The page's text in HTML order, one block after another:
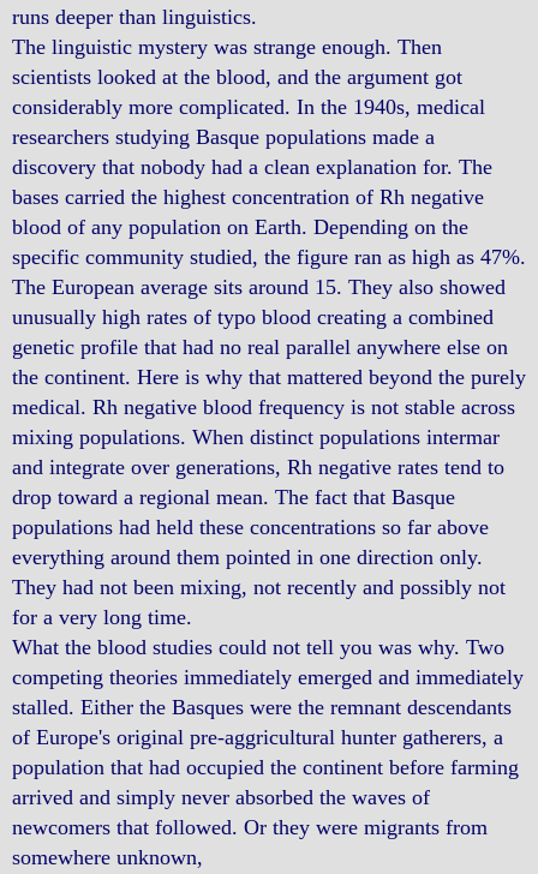
runs deeper than linguistics.
The linguistic mystery was strange enough. Then
scientists looked at the blood, and the argument got
considerably more complicated. In the 1940s, medical
researchers studying Basque populations made a
discovery that nobody had a clean explanation for. The
bases carried the highest concentration of Rh negative
blood of any population on Earth. Depending on the
specific community studied, the figure ran as high as 47%.
The European average sits around 15. They also showed
unusually high rates of typo blood creating a combined
genetic profile that had no real parallel anywhere else on
the continent. Here is why that mattered beyond the purely
medical. Rh negative blood frequency is not stable across
mixing populations. When distinct populations intermar
and integrate over generations, Rh negative rates tend to
drop toward a regional mean. The fact that Basque
populations had held these concentrations so far above
everything around them pointed in one direction only.
They had not been mixing, not recently and possibly not
for a very long time.
What the blood studies could not tell you was why. Two
competing theories immediately emerged and immediately
stalled. Either the Basques were the remnant descendants
of Europe's original pre-aggricultural hunter gatherers, a
population that had occupied the continent before farming
arrived and simply never absorbed the waves of
newcomers that followed. Or they were migrants from
somewhere unknown,